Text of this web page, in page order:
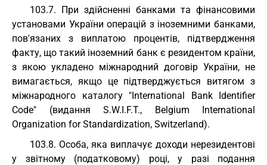
103.7. При здійсненні банками та фінансовими
установами України операцій з іноземними банками,
пов'язаних з виплатою процентів, підтвердження
факту, що такий іноземний банк є резидентом країни,
з якою укладено міжнародний договір України, не
вимагається, якщо це підтверджується витягом з
міжнародного каталогу "International Bank Identifier
Code" (видання S.W.I.F.T., Belgium International
Organization for Standardization, Switzerland).
103.8. Особа, яка виплачує доходи нерезидентові
у звітному (податковому) році, у разі подання